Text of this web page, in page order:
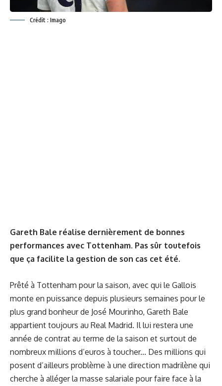
Crédit : Imago
Gareth Bale réalise dernièrement de bonnes
performances avec Tottenham. Pas sûr toutefois
que ça facilite la gestion de son cas cet été.
Prêté à Tottenham pour la saison, avec qui le Gallois
monte en puissance depuis plusieurs semaines pour le
plus grand bonheur de José Mourinho, Gareth Bale
appartient toujours au Real Madrid. Il lui restera une
année de contrat au terme de la saison et surtout de
nombreux millions d’euros à toucher... Des millions qui
posent d’ailleurs problème à une direction madrilène qui
cherche à alléger la masse salariale pour faire face à la